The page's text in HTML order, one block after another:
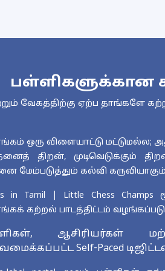
ஒரு விளையாட்டு
திறன், முடிவெடுக்கும்
மேம்படுத்தும் கல்வி
in Tamil | Little Chess
கற்றல் பாடத்திட்டம்
ஆசிரியர்கள்
Self-Paced
பள்ளிகளுக்கான
வேகத்திற்கு ஏற்ப தாங்களே